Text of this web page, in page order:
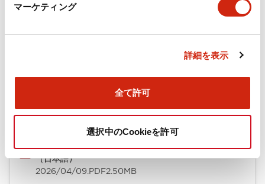
マーケティング
詳細を表示
全て許可
選択中のCookieを許可
規格・認証 技術文書
TWシリーズ コントロールユニット（2025年6月版）
（日本語）
2026/04/09.PDF2.50MB